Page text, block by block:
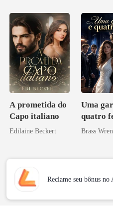
Veja-me Brilhar
A prometida do
Capo italiano
Edilaine Beckert
Uma
quatro
Brass Wren
Reclame seu bônus no